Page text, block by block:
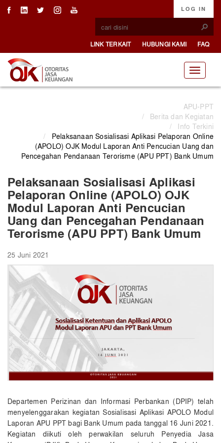
LOG IN
LINK TERKAIT HUBUNGI KAMI FAQ
APU-PPT
/
Berita dan Kegiatan
/
Info Terkini
/
Pelaksanaan Sosialisasi Aplikasi Pelaporan Online
(APOLO) OJK Modul Laporan Anti Pencucian Uang dan
Pencegahan Pendanaan Terorisme (APU PPT) Bank Umum
Pelaksanaan Sosialisasi Aplikasi
Pelaporan Online (APOLO) OJK
Modul Laporan Anti Pencucian
Uang dan Pencegahan Pendanaan
Terorisme (APU PPT) Bank Umum
25 Juni 2021
Departemen Perizinan dan Informasi Perbankan (DPIP) telah
menyelenggarakan kegiatan Sosialisasi Aplikasi APOLO Modul
Laporan APU PPT bagi Bank Umum pada tanggal 16 Juni 2021.
Kegiatan diikuti oleh perwakilan seluruh Penyedia Jasa